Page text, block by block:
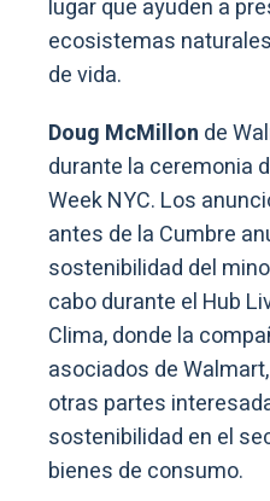
lugar que ayuden a
ecosistemas
de vida.
Doug McMillon de
durante la ceremonia
Week NYC. Los
antes de la Cumbre
sostenibilidad del
cabo durante el Hub
Clima, donde la
asociados de
otras partes
sostenibilidad en el
bienes de consumo.